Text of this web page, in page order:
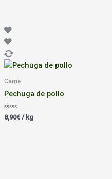
Carne
Pechuga de pollo
Valorado
con
8,90€ / kg